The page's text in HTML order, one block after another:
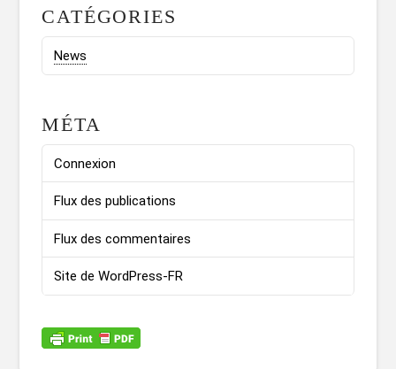
CATÉGORIES
News
MÉTA
Connexion
Flux des publications
Flux des commentaires
Site de WordPress-FR